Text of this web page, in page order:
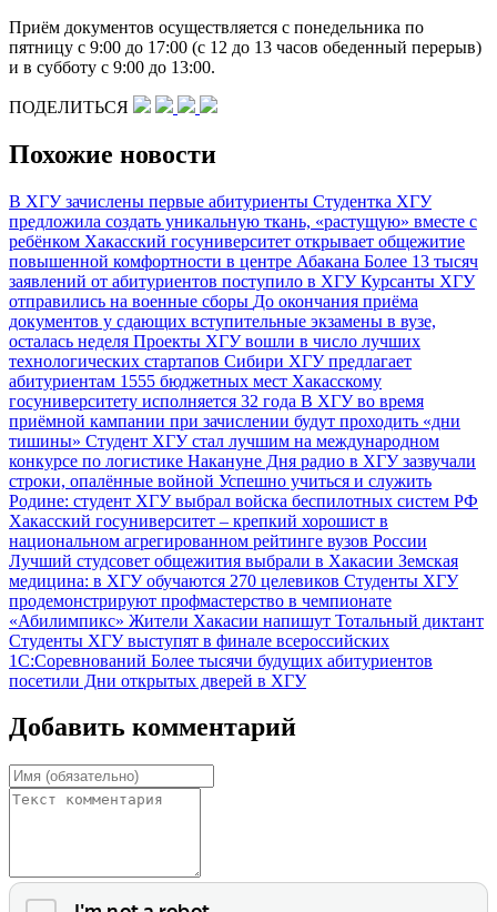
Приём документов осуществляется с понедельника по
пятницу с 9:00 до 17:00 (с 12 до 13 часов обеденный перерыв)
и в субботу с 9:00 до 13:00.
ПОДЕЛИТЬСЯ
Похожие новости
В ХГУ зачислены первые абитуриенты Студентка ХГУ
предложила создать уникальную ткань, «растущую» вместе с
ребёнком Хакасский госуниверситет открывает общежитие
повышенной комфортности в центре Абакана Более 13 тысяч
заявлений от абитуриентов поступило в ХГУКурсанты ХГУ
отправились на военные сборы До окончания приёма
документов у сдающих вступительные экзамены в вузе,
осталась неделя Проекты ХГУ вошли в число лучших
технологических стартапов Сибири ХГУ предлагает
абитуриентам 1555 бюджетных мест Хакасскому
госуниверситету исполняется 32 года В ХГУ во время
приёмной кампании при зачислении будут проходить «дни
тишины» Студент ХГУ стал лучшим на международном
конкурсе по логистике Накануне Дня радио в ХГУ зазвучали
строки, опалённые войной Успешно учиться и служить
Родине: студент ХГУ выбрал войска беспилотных систем РФ
Хакасский госуниверситет – крепкий хорошист в
национальном агрегированном рейтинге вузов России
Лучший студсовет общежития выбрали в Хакасии Земская
медицина: в ХГУ обучаются 270 целевиков Студенты ХГУ
продемонстрируют профмастерство в чемпионате
«Абилимпикс» Жители Хакасии напишут Тотальный диктант
Студенты ХГУ выступят в финале всероссийских
1С:Соревнований Более тысячи будущих абитуриентов
посетили Дни открытых дверей в ХГУ
Добавить комментарий